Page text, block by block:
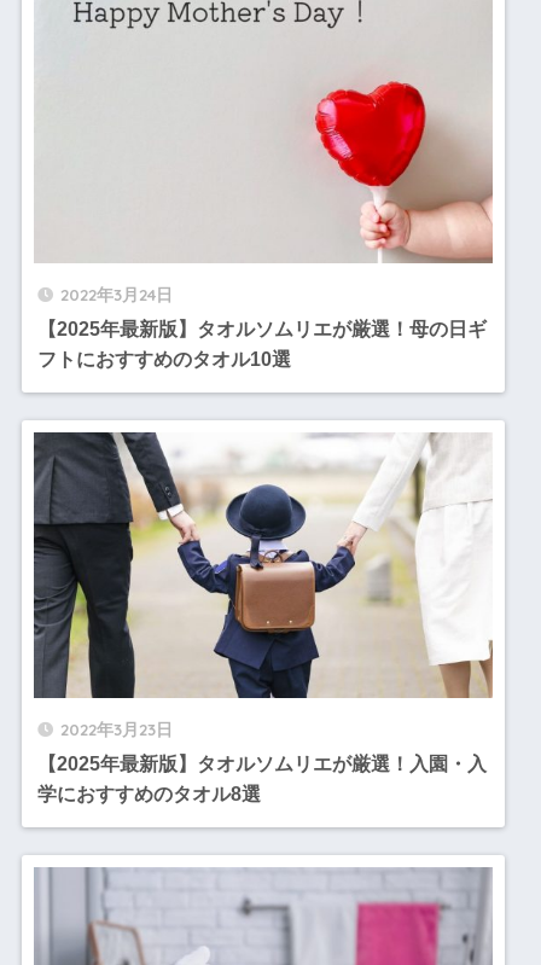
2022年3月24日
【2025年最新版】タオルソムリエが厳選！母の日ギ
フトにおすすめのタオル10選
2022年3月23日
【2025年最新版】タオルソムリエが厳選！入園・入
学におすすめのタオル8選